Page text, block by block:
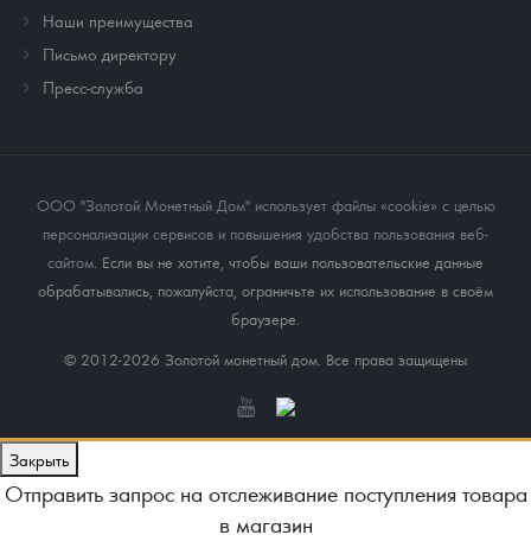
Наши преимущества
Письмо директору
Пресс-служба
ООО "Золотой Монетный Дом" использует файлы «cookie» с целью
персонализации сервисов и повышения удобства пользования веб-
сайтом. Если вы не хотите, чтобы ваши пользовательские данные
обрабатывались, пожалуйста, ограничьте их использование в своём
браузере.
© 2012-2026 Золотой монетный дом. Все права защищены
Закрыть
Отправить запрос на отслеживание поступления товара
в магазин